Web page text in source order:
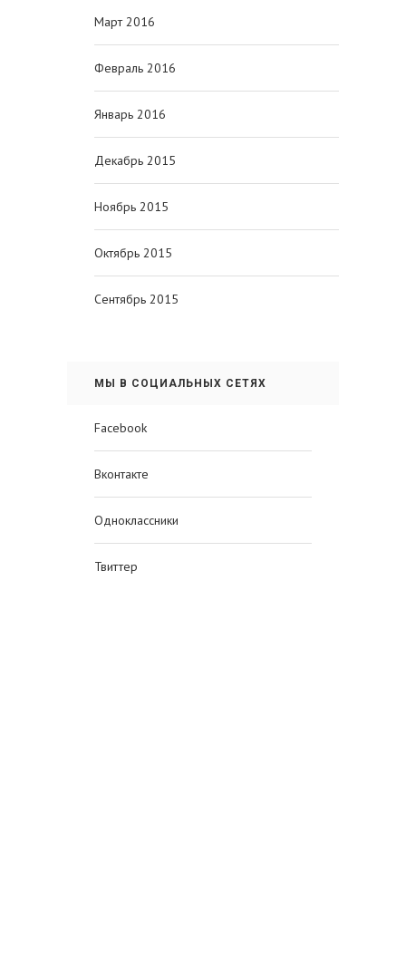
Март 2016
Февраль 2016
Январь 2016
Декабрь 2015
Ноябрь 2015
Октябрь 2015
Сентябрь 2015
МЫ В СОЦИАЛЬНЫХ СЕТЯХ
Facebook
Вконтакте
Одноклассники
Твиттер